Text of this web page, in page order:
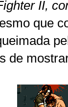
II,
que
de